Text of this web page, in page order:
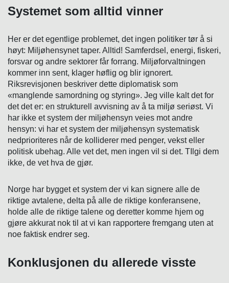
Systemet som alltid vinner
Her er det egentlige problemet, det ingen politiker tør å si
høyt: Miljøhensynet taper. Alltid! Samferdsel, energi, fiskeri,
forsvar og andre sektorer får forrang. Miljøforvaltningen
kommer inn sent, klager høflig og blir ignorert.
Riksrevisjonen beskriver dette diplomatisk som
«manglende samordning og styring». Jeg ville kalt det for
det det er: en strukturell avvisning av å ta miljø seriøst. Vi
har ikke et system der miljøhensyn veies mot andre
hensyn: vi har et system der miljøhensyn systematisk
nedprioriteres når de kolliderer med penger, vekst eller
politisk ubehag. Alle vet det, men ingen vil si det. TIlgi dem
ikke, de vet hva de gjør.
Norge har bygget et system der vi kan signere alle de
riktige avtalene, delta på alle de riktige konferansene,
holde alle de riktige talene og deretter komme hjem og
gjøre akkurat nok til at vi kan rapportere fremgang uten at
noe faktisk endrer seg.
Konklusjonen du allerede visste